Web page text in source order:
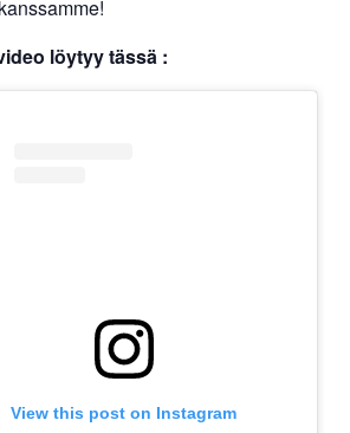
löytyy tässä :
View this post on Instagram